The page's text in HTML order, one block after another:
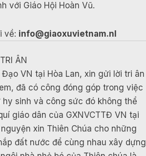
với Giáo Hội Hoàn Vũ.
về: info@giaoxuvietnam.nl
ÂN
VN tại Hòa Lan, xin gửi lời tri ân
đã có công đóng góp trong việc
sinh và công sức đó không thể
giáo dân của GXNVCTTĐ VN tại
xin Thiên Chúa cho những
đất nước để cùng nhau xây dựng